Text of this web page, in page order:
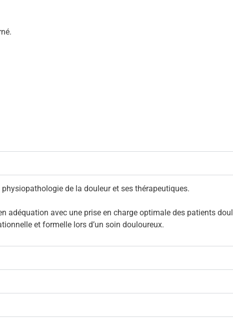
de la douleur et ses thérapeutiques.
adéquation avec une prise en charge optimale des patients
et formelle lors d’un soin douloureux.